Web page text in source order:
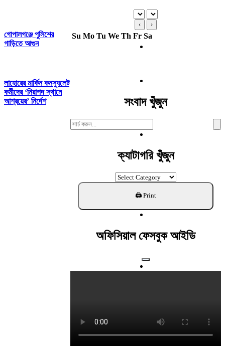
গোপালগঞ্জে পুলিশের
গাড়িতে আগুন
লাহোরের মার্কিন কনস্যুলেট
কর্মীদের ‘নিরাপদ স্থানে
আশ্রয়ের’ নির্দেশ
‹ ›
Su Mo Tu We Th Fr Sa
সংবাদ খুঁজুন
Search
For:
ক্যাটাগরি খুঁজুন
ক্যাটাগরি
খুঁজুন
অফিসিয়াল ফেসবুক আইডি